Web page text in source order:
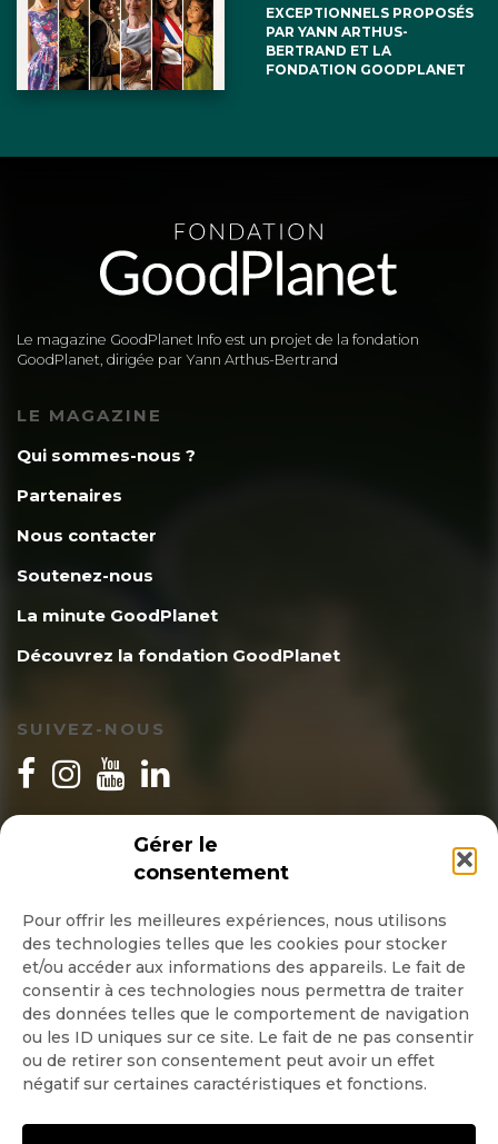
Gérer le
consentement
Pour offrir les meilleures expériences, nous utilisons
des technologies telles que les cookies pour stocker
et/ou accéder aux informations des appareils. Le fait de
consentir à ces technologies nous permettra de traiter
des données telles que le comportement de navigation
ou les ID uniques sur ce site. Le fait de ne pas consentir
ou de retirer son consentement peut avoir un effet
négatif sur certaines caractéristiques et fonctions.
EXCEPTIONNELS PROPOSÉS
PAR YANN ARTHUS-
BERTRAND ET LA
FONDATION GOODPLANET
Le magazine GoodPlanet Info est un projet de la fondation
GoodPlanet, dirigée par Yann Arthus-Bertrand
LE MAGAZINE
Qui sommes-nous ?
Partenaires
Nous contacter
Soutenez-nous
La minute GoodPlanet
Découvrez la fondation GoodPlanet
SUIVEZ-NOUS
INSCRIPTION NEWSLETTER
Quotidienne
Hebdo
OK